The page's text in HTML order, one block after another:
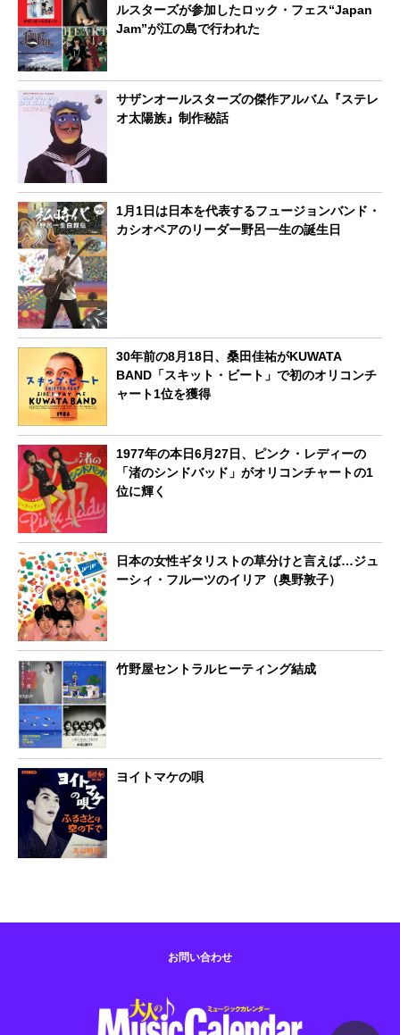
ルスターズが参加したロック・フェス“Japan
Jam”が江の島で行われた
サザンオールスターズの傑作アルバム『ステレ
オ太陽族』制作秘話
1月1日は日本を代表するフュージョンバンド・
カシオペアのリーダー野呂一生の誕生日
30年前の8月18日、桑田佳祐がKUWATA
BAND「スキット・ビート」で初のオリコンチ
ャート1位を獲得
1977年の本日6月27日、ピンク・レディーの
「渚のシンドバッド」がオリコンチャートの1
位に輝く
日本の女性ギタリストの草分けと言えば…ジュ
ーシィ・フルーツのイリア（奥野敦子）
竹野屋セントラルヒーティング結成
ヨイトマケの唄
お問い合わせ